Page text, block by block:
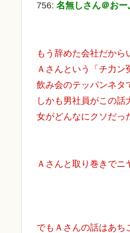
756: 名無しさん＠おー
もう辞めた会社だから
Ａさんという「チ力
飲み会のテッパンネタ
しかも男社員がこの
女がどんなにクソだっ
Ａさんと取り巻きで
でもＡさんの話はあち